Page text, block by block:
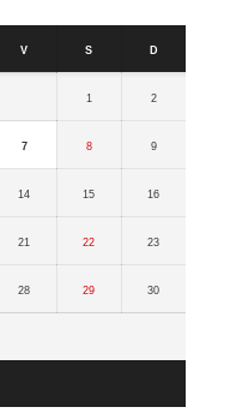
V S D
1 2
7 8 9
14 15 16
21 22 23
28 29 30